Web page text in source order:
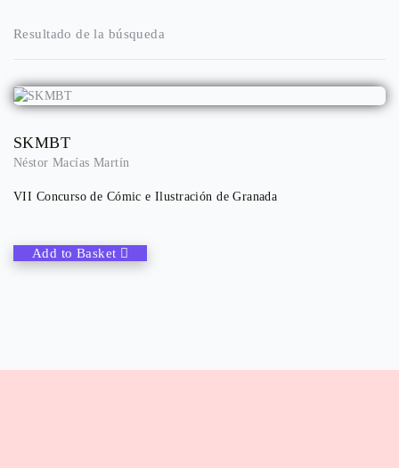
Resultado de la búsqueda
SKMBT
Néstor Macías Martín
VII Concurso de Cómic e Ilustración de Granada
Add to Basket